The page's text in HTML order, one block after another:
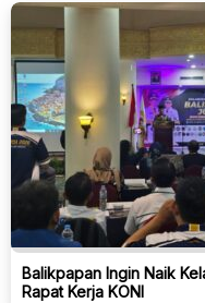
Balikpapan Ingin Naik
Rapat Kerja KONI